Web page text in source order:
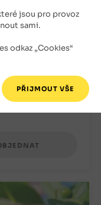
jsou pro provoz
sami.
odkaz „Cookies“
a jiné